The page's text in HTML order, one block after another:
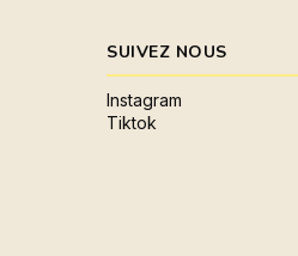
SUIVEZ NOUS
Instagram
Tiktok